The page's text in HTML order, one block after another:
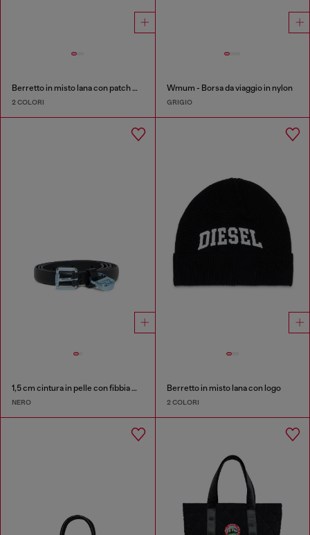
Berretto in misto lana con patch D logo
2 COLORI
Wmum - Borsa da viaggio in nylon
GRIGIO
1,5 cm cintura in pelle con fibbia metallica e charm
NERO
Berretto in misto lana con logo
2 COLORI